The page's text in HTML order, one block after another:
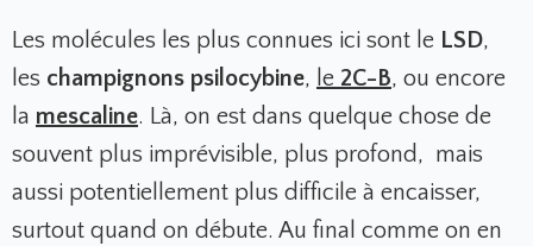
Les molécules les plus connues ici sont le LSD,
les champignons psilocybine, le 2C-B, ou encore
la mescaline. Là, on est dans quelque chose de
souvent plus imprévisible, plus profond, mais
aussi potentiellement plus difficile à encaisser,
surtout quand on débute. Au final comme on en